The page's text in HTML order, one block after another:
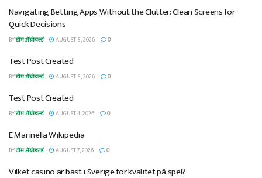
Navigating Betting Apps Without the Clutter: Clean Screens for
Quick Decisions
BYटीम ॲग्रोवर्ल्ड AUGUST 5, 2026 0
Test Post Created
BYटीम ॲग्रोवर्ल्ड AUGUST 5, 2026 0
Test Post Created
BYटीम ॲग्रोवर्ल्ड AUGUST 4, 2026 0
E Marinella Wikipedia
BYटीम ॲग्रोवर्ल्ड AUGUST 7, 2026 0
Vilket casino är bäst i Sverige för kvalitet på spel?